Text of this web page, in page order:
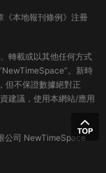
《本地報刊條例》注冊
轉載或以其他任何方式
。新時
但不保證數據絕對正
建議，使用本網站/應用
公司 NewTimeSpace